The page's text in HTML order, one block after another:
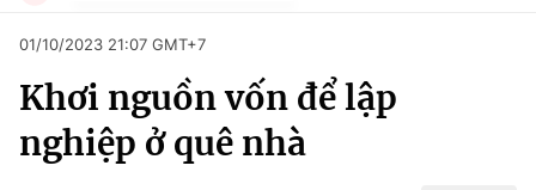
Chuyên mục
Chính trị
Xã hội
Pháp luật
Kinh tế
Thể thao
01/10/2023 21:07 GMT+7
Khơi nguồn vốn để lập
nghiệp ở quê nhà